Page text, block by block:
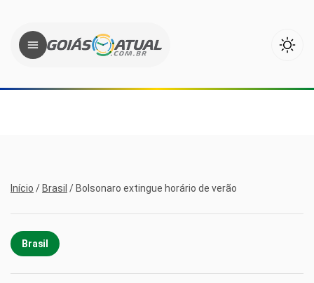
Início / Brasil / Bolsonaro extingue horário de verão
Brasil